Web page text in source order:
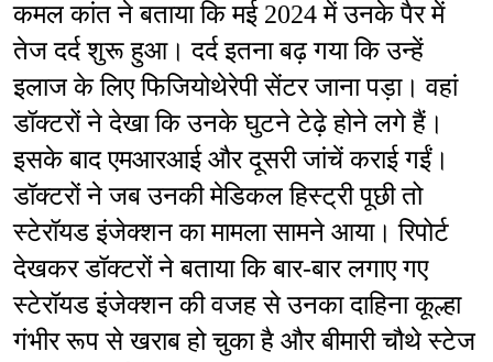
कमल कांत ने बताया कि मई 2024 में उनके पैर में
तेज दर्द शुरू हुआ। दर्द इतना बढ़ गया कि उन्हें
इलाज के लिए फिजियोथेरेपी सेंटर जाना पड़ा। वहां
डॉक्टरों ने देखा कि उनके घुटने टेढ़े होने लगे हैं।
इसके बाद एमआरआई और दूसरी जांचें कराई गईं।
डॉक्टरों ने जब उनकी मेडिकल हिस्ट्री पूछी तो
स्टेरॉयड इंजेक्शन का मामला सामने आया। रिपोर्ट
देखकर डॉक्टरों ने बताया कि बार-बार लगाए गए
स्टेरॉयड इंजेक्शन की वजह से उनका दाहिना कूल्हा
गंभीर रूप से खराब हो चुका है और बीमारी चौथे स्टेज